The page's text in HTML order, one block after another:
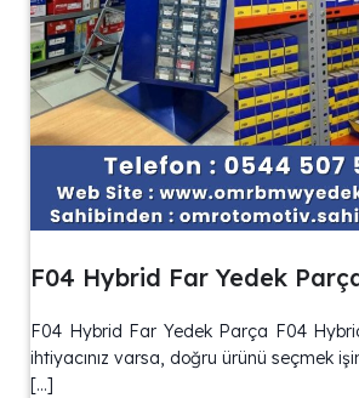
F04 Hybrid Far Yedek
F04 Hybrid Far Yedek Parça F04
ihtiyacınız varsa, doğru ürünü seçmek işin
[…]